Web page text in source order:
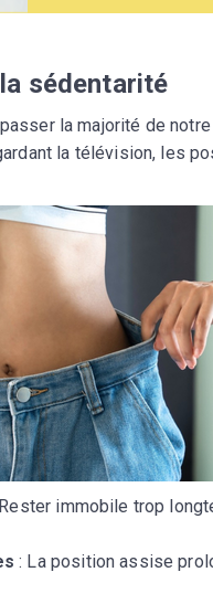
sédentarité
la majorité de
la télévision, les
immobile trop
: La position assise